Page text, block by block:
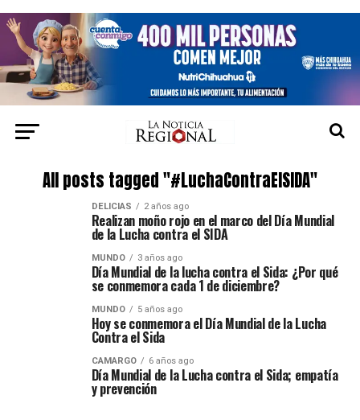
All posts tagged "#LuchaContraElSIDA"
DELICIAS 2 años ago
Realizan moño rojo en el marco del Día Mundial
de la Lucha contra el SIDA
MUNDO 3 años ago
Día Mundial de la lucha contra el Sida: ¿Por qué
se conmemora cada 1 de diciembre?
MUNDO 5 años ago
Hoy se conmemora el Día Mundial de la Lucha
Contra el Sida
CAMARGO 6 años ago
Día Mundial de la Lucha contra el Sida; empatía
y prevención